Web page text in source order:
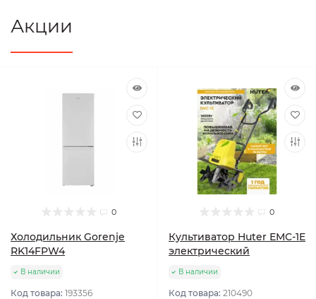
Акции
0
Холодильник Gorenje
RK14FPW4
В наличии
Код товара: 193356
0
Культиватор Huter ЕМС-1E
электрический
В наличии
Код товара: 210490